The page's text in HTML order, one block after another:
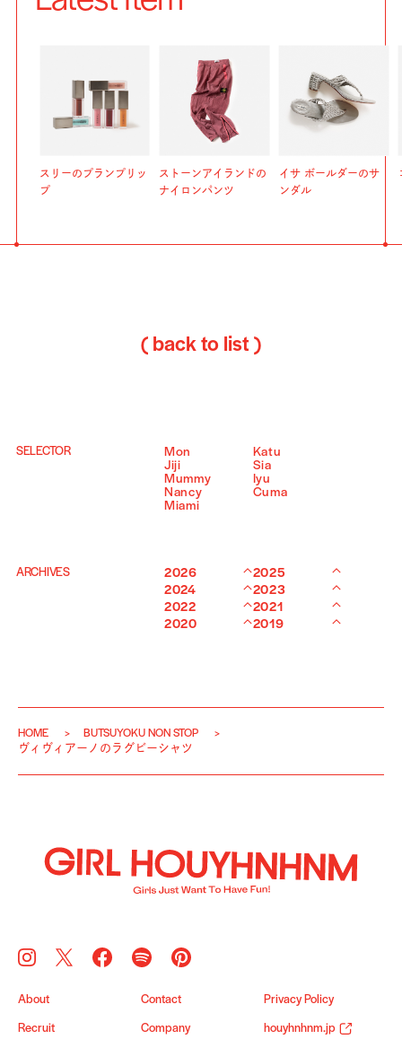
スリーのプランプリッ
プ
ストーンアイランドの
ナイロンパンツ
イサ ボールダーのサ
ンダル
( back to list )
SELECTOR Mon
Katu
Jiji
Sia
Mummy
Iyu
Nancy
Cuma
Miami
ARCHIVES 2026
2025
2024
2023
2022
2021
2020
2019
HOME
BUTSUYOKU NON STOP
ヴィヴィアーノのラグビーシャツ
About Contact Privacy Policy
Recruit Company houyhnhnm.jp